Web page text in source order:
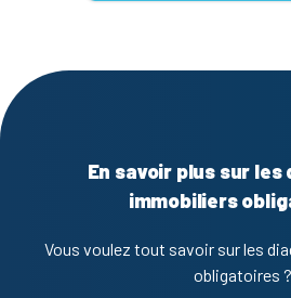
En savoir plus sur
immobiliers
Vous voulez tout savoir sur les
obligatoires ?